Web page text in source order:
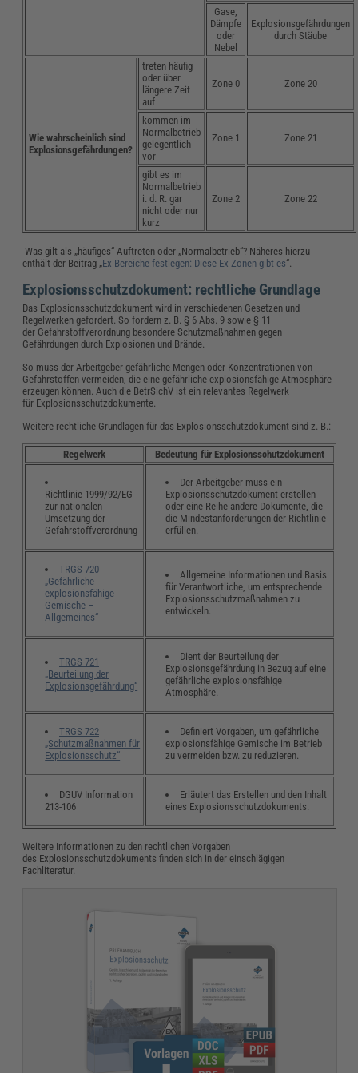
Gase,
Dämpfe
oder
Nebel
Explosionsgefährdungen
durch Stäube
Wie wahrscheinlich sind
Explosionsgefährdungen?
treten häufig
oder über
längere Zeit
auf
Zone 0 Zone 20
kommen im
Normalbetrieb
gelegentlich
vor
Zone 1 Zone 21
gibt es im
Normalbetrieb
i. d. R. gar
nicht oder nur
kurz
Zone 2 Zone 22
Was gilt als „häufiges“ Auftreten oder „Normalbetrieb“? Näheres hierzu
enthält der Beitrag „Ex-Bereiche festlegen: Diese Ex-Zonen gibt es“.
Explosionsschutzdokument: rechtliche Grundlage
Das Explosionsschutzdokument wird in verschiedenen Gesetzen und
Regelwerken gefordert. So fordern z. B. § 6 Abs. 9 sowie § 11
der Gefahrstoffverordnung besondere Schutzmaßnahmen gegen
Gefährdungen durch Explosionen und Brände.
So muss der Arbeitgeber gefährliche Mengen oder Konzentrationen von
Gefahrstoffen vermeiden, die eine gefährliche explosionsfähige Atmosphäre
erzeugen können. Auch die BetrSichV ist ein relevantes Regelwerk
für Explosionsschutzdokumente.
Weitere rechtliche Grundlagen für das Explosionsschutzdokument sind z. B.:
Regelwerk Bedeutung für Explosionsschutzdokument
Richtlinie 1999/92/EG
zur nationalen
Umsetzung der
Gefahrstoffverordnung
Der Arbeitgeber muss ein
Explosionsschutzdokument erstellen
oder eine Reihe andere Dokumente, die
die Mindestanforderungen der Richtlinie
erfüllen.
TRGS 720
„Gefährliche
explosionsfähige
Gemische –
Allgemeines“
Allgemeine Informationen und Basis
für Verantwortliche, um entsprechende
Explosionsschutzmaßnahmen zu
entwickeln.
TRGS 721
„Beurteilung der
Explosionsgefährdung“
Dient der Beurteilung der
Explosionsgefährdung in Bezug auf eine
gefährliche explosionsfähige
Atmosphäre.
TRGS 722
„Schutzmaßnahmen für
Explosionsschutz“
Definiert Vorgaben, um gefährliche
explosionsfähige Gemische im Betrieb
zu vermeiden bzw. zu reduzieren.
DGUV Information
213-106
Erläutert das Erstellen und den Inhalt
eines Explosionsschutzdokuments.
Weitere Informationen zu den rechtlichen Vorgaben
des Explosionsschutzdokuments finden sich in der einschlägigen
Fachliteratur.